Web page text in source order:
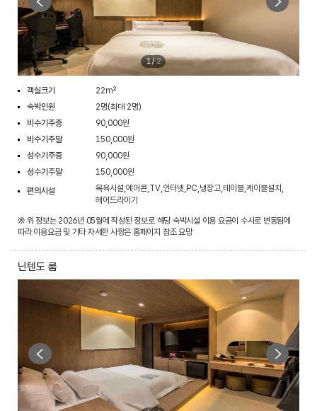
1/2
객실크기
22m²
숙박인원
2명(최대 2명)
비수기주중
90,000원
비수기주말
150,000원
성수기주중
90,000원
성수기주말
150,000원
편의시설
목욕시설,에어콘,TV,인터넷,PC,냉장고,테이블,케이블설치,
헤어드라이기
※ 위 정보는 2026년 05월에 작성된 정보로 해당 숙박시설 이용 요금이 수시로 변동됨에
따라 이용요금 및 기타 자세한 사항은 홈페이지 참조 요망
닌텐도 룸